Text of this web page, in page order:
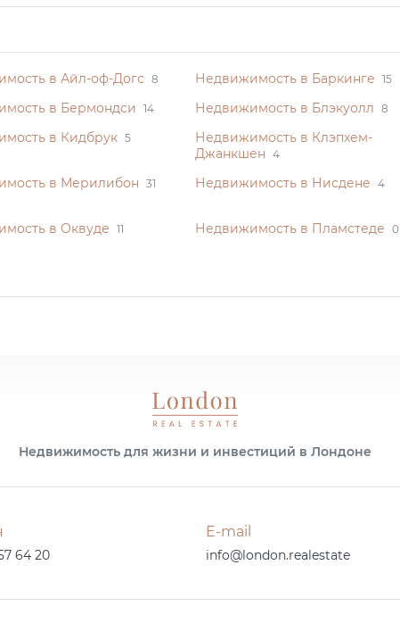
в Айл-оф-Догс 8 Недвижимость в Баркинге 15
в Бермондси 14 Недвижимость в Блэкуолл 8
в Кидбрук 5
Недвижимость в Клэпхем-
Джанкшен 4
в Мерилибон 31 Недвижимость в Нисдене 4
в Оквуде 11 Недвижимость в Пламстеде 0
Недвижимость для жизни и инвестиций в Лондоне
64 20
E-mail
info@london.realestate